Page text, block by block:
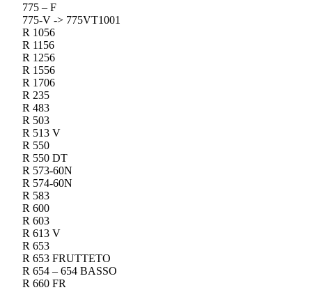
775 – F
775-V -> 775VT1001
R 1056
R 1156
R 1256
R 1556
R 1706
R 235
R 483
R 503
R 513 V
R 550
R 550 DT
R 573-60N
R 574-60N
R 583
R 600
R 603
R 613 V
R 653
R 653 FRUTTETO
R 654 – 654 BASSO
R 660 FR